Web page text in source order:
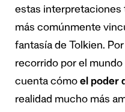
estas interpretaciones
más comúnmente
fantasía de Tolkien.
recorrido por el
cuenta cómo el poder
realidad mucho más